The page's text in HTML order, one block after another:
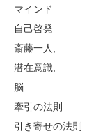
マインド
自己啓発
斎藤一人,
潜在意識,
脳
牽引の法則
引き寄せの法則